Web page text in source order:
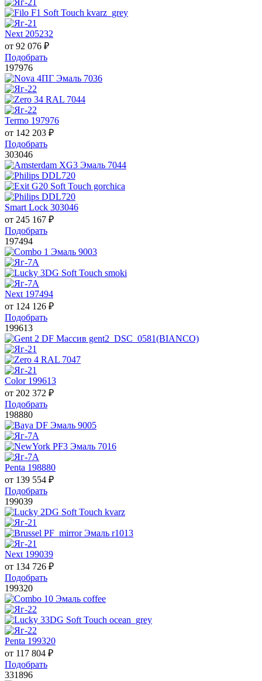
Next 205232
от 92 076 ₽
Подобрать
197976
Termo 197976
от 142 203 ₽
Подобрать
303046
Smart Lock 303046
от 245 167 ₽
Подобрать
197494
Next 197494
от 124 126 ₽
Подобрать
199613
Color 199613
от 202 372 ₽
Подобрать
198880
Penta 198880
от 139 554 ₽
Подобрать
199039
Next 199039
от 134 726 ₽
Подобрать
199320
Penta 199320
от 117 804 ₽
Подобрать
331896